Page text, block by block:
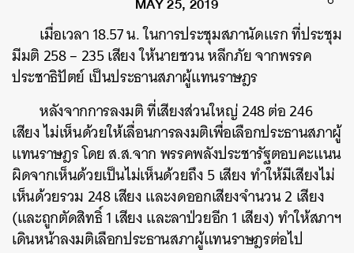
MAY 25, 2019
เมื่อเวลา 18.57 น. ในการประชุมสภานัดแรก ที่ประชุม
มีมติ 258 – 235 เสียง ให้นายชวน หลีกภัย จากพรรค
ประชาธิปัตย์ เป็นประธานสภาผู้แทนราษฎร
หลังจากการลงมติ ที่เสียงส่วนใหญ่ 248 ต่อ 246
เสียง ไม่เห็นด้วยให้เลื่อนการลงมติเพื่อเลือกประธานสภาผู้
แทนราษฎร โดย ส.ส.จาก พรรคพลังประชารัฐตอบคะแนน
ผิดจากเห็นด้วยเป็นไม่เห็นด้วยถึง 5 เสียง ทำให้มีเสียงไม่
เห็นด้วยรวม 248 เสียง และงดออกเสียงจำนวน 2 เสียง
(และถูกตัดสิทธิ์ 1 เสียง และลาป่วยอีก 1 เสียง) ทำให้สภาฯ
เดินหน้าลงมติเลือกประธานสภาผู้แทนราษฎรต่อไป